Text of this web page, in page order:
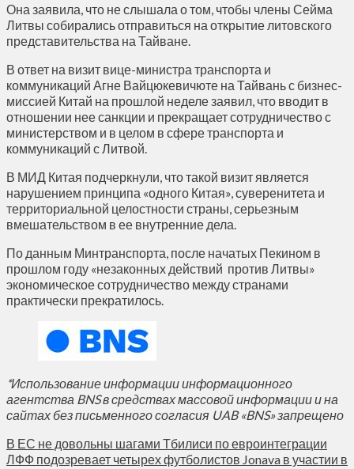
Она заявила, что не слышала о том, чтобы члены Сейма
Литвы собирались отправиться на открытие литовского
представительства на Тайване.
В ответ на визит вице-министра транспорта и
коммуникаций Агне Вайцюкевичюте на Тайвань с бизнес-
миссией Китай на прошлой неделе заявил, что вводит в
отношении нее санкции и прекращает сотрудничество с
министерством и в целом в сфере транспорта и
коммуникаций с Литвой.
В МИД Китая подчеркнули, что такой визит является
нарушением принципа «одного Китая», суверенитета и
территориальной целостности страны, серьезным
вмешательством в ее внутренние дела.
По данным Минтранспорта, после начатых Пекином в
прошлом году «незаконных действий против Литвы»
экономическое сотрудничество между странами
практически прекратилось.
*Использование информации информационного
агентства BNS в средствах массовой информации и на
сайтах без письменного согласия UAB «BNS» запрещено
В ЕС не довольны шагами Тбилиси по евроинтеграции
ЛФФ подозревает четырех футболистов Jonava в участии в